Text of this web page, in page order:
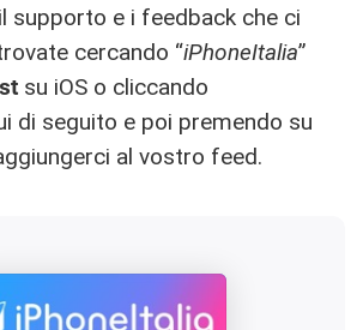
supporto e i feedback che ci
cercando “iPhoneItalia”
su iOS o cliccando
di seguito e poi premendo su
al vostro feed.